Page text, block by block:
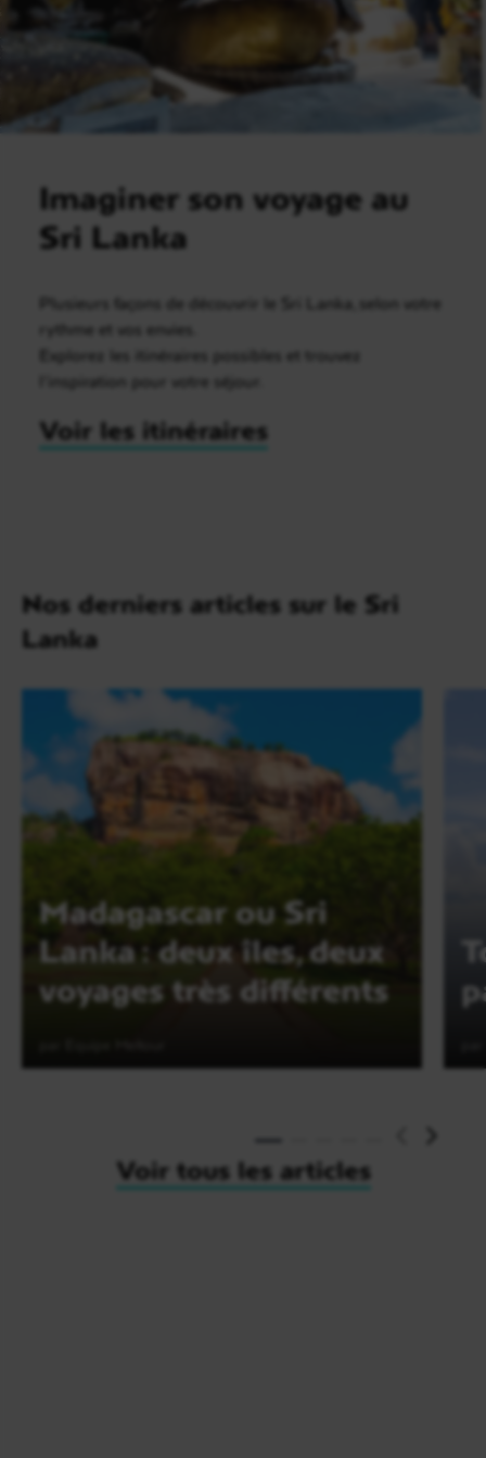
Imaginer son voyage au
Sri Lanka
Plusieurs façons de découvrir le Sri Lanka, selon votre
rythme et vos envies.
Explorez les itinéraires possibles et trouvez
l’inspiration pour votre séjour.
Voir les itinéraires
Nos derniers articles sur le Sri
Lanka
Madagascar ou Sri
Lanka : deux îles, deux
voyages très différents
Voir tous les articles